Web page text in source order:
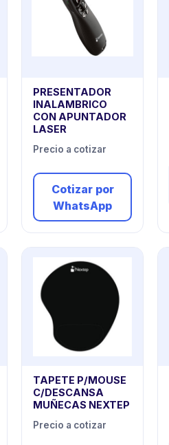
PRESENTADOR
INALAMBRICO
CON APUNTADOR
LASER
Precio a cotizar
Cotizar por
WhatsApp
TAPETE P/MOUSE
C/DESCANSA
MUÑECAS NEXTEP
Precio a cotizar